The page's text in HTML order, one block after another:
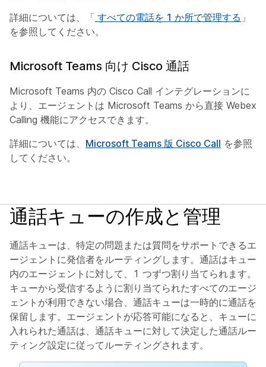
詳細については、「 すべての電話を 1 か所で管理する 」
を参照してください。
Microsoft Teams 向け Cisco 通話
Microsoft Teams 内の Cisco Call インテグレーションに
より、エージェントは Microsoft Teams から直接 Webex
Calling 機能にアクセスできます。
詳細については、 Microsoft Teams 版 Cisco Call を参照
してください。
通話キューの作成と管理
通話キューは、特定の問題または質問をサポートできるエ
ージェントに発信者をルーティングします。通話はキュー
内のエージェントに対して、1 つずつ割り当てられます。
キューから受信するように割り当てられたすべてのエージ
ェントが利用できない場合、通話キューは一時的に通話を
保留します。エージェントが応答可能になると、キューに
入れられた通話は、通話キューに対して決定した通話ルー
ティング設定に従ってルーティングされます。